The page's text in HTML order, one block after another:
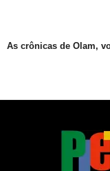
As crônicas de Olam,